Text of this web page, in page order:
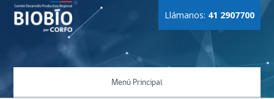
Llámanos: 41 2907700
Menú Principal